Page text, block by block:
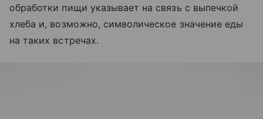
обработки пищи указывает на связь с выпечкой
хлеба и, возможно, символическое значение еды
на таких встречах.